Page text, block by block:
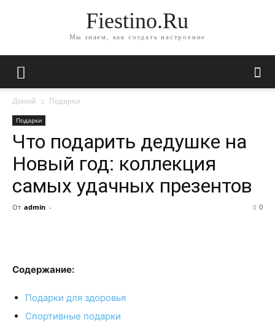
Fiestino.Ru
Мы знаем, как создать настроение
Домой Подарки
Подарки
Что подарить дедушке на
Новый год: коллекция
самых удачных презентов
От admin - 0
Содержание:
Подарки для здоровья
Спортивные подарки